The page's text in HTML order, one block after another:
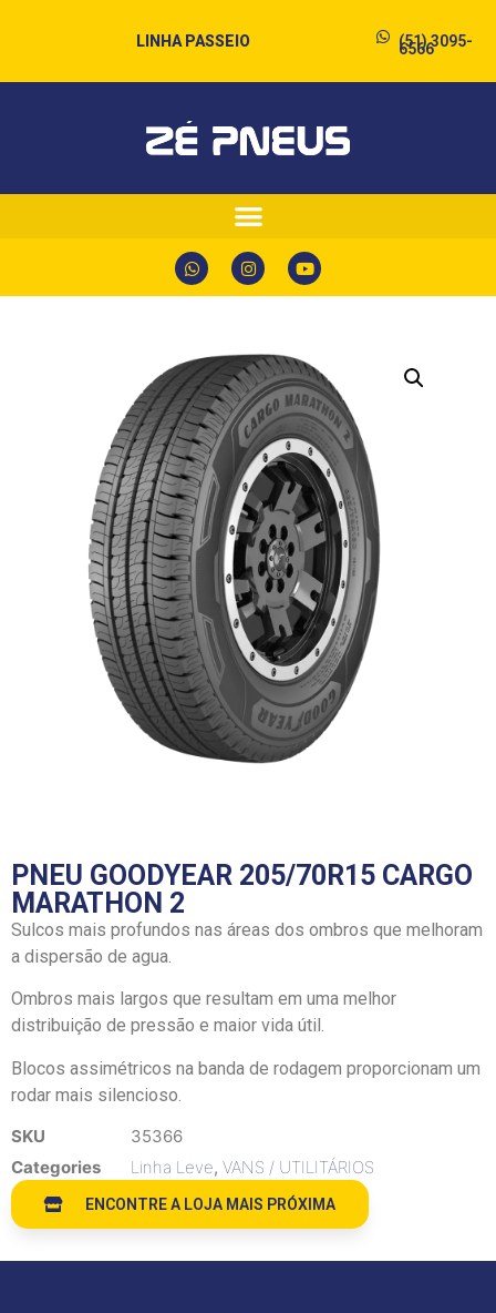
LINHA PASSEIO (51) 3095-
6566
PNEU GOODYEAR 205/70R15 CARGO
MARATHON 2
Sulcos mais profundos nas áreas dos ombros que melhoram
a dispersão de agua.
Ombros mais largos que resultam em uma melhor
distribuição de pressão e maior vida útil.
Blocos assimétricos na banda de rodagem proporcionam um
rodar mais silencioso.
SKU
35366
Categories
Linha Leve, VANS / UTILITÁRIOS
ENCONTRE A LOJA MAIS PRÓXIMA